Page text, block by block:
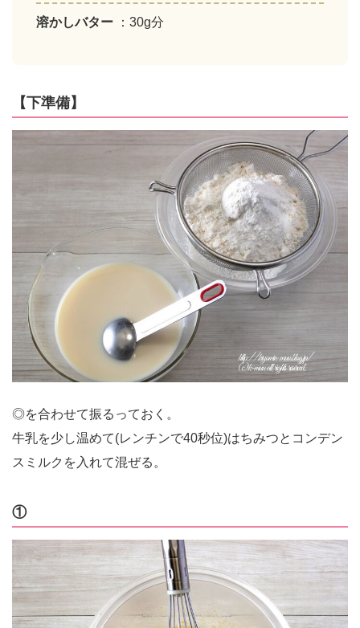
溶かしバター ：30g分
【下準備】
◎を合わせて振るっておく。
牛乳を少し温めて(レンチンで40秒位)はちみつとコンデン
スミルクを入れて混ぜる。
①